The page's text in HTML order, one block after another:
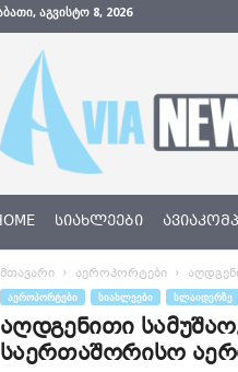
ᲐᲒᲕᲘᲡᲢᲝ 8, 2026
N
e
ᲡᲘᲐᲮᲚᲔᲔᲑᲘ
მთავარი აეროპორტები
ᲐᲔᲠᲝᲞᲝᲠᲢᲔᲑᲘ ᲡᲘᲐᲮᲚᲔᲔᲑᲘ ᲡᲚᲐᲘᲓᲔᲠᲖᲔ
აღდგენითი
საერთაშორისო